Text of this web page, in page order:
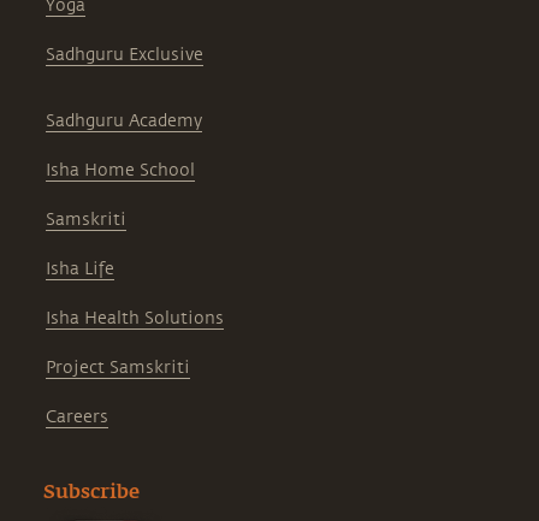
Yoga
Sadhguru Exclusive
Sadhguru Academy
Isha Home School
Samskriti
Isha Life
Isha Health Solutions
Project Samskriti
Careers
Subscribe